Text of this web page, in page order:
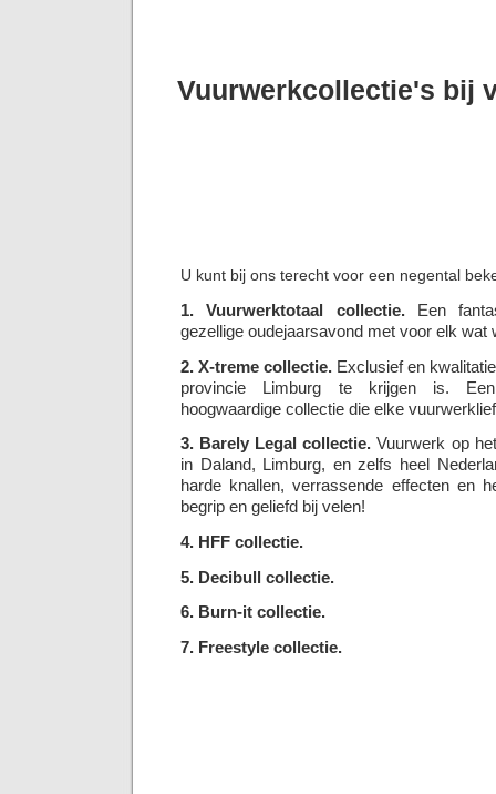
Vuurwerkcollectie's bij
U kunt bij ons terecht voor een negental
1. Vuurwerktotaal collectie.Een
gezellige oudejaarsavond met voor elk wat
2. X-treme collectie. Exclusief en
provincie Limburg te krijgen is.
hoogwaardige collectie die elke
3. Barely Legal collectie. Vuurwerk op
in Daland, Limburg, en zelfs heel
harde knallen, verrassende effecten en
begrip en geliefd bij velen!
4. HFF collectie.
5. Decibull collectie.
6. Burn-it collectie.
7. Freestyle collectie.